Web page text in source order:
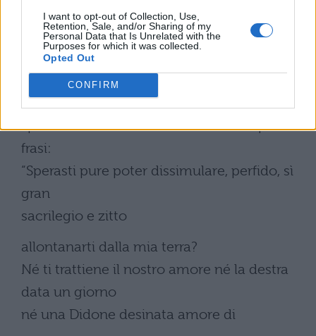
I want to opt-out of Collection, Use,
Retention, Sale, and/or Sharing of my
Personal Data that Is Unrelated with the
Purposes for which it was collected.
Opted Out
CONFIRM
stimolano
ed il notturno Citerone la chiama col
frastuono.
Infine
spontaneamente affronta Enea con queste
frasi:
“Sperasti pure poter dissimulare, perfido, sì
gran
sacrilegio e zitto
allontanarti dalla mia terra?
Né ti trattiene il nostro amore né la destra
data un giorno
né una Didone desinata amore di